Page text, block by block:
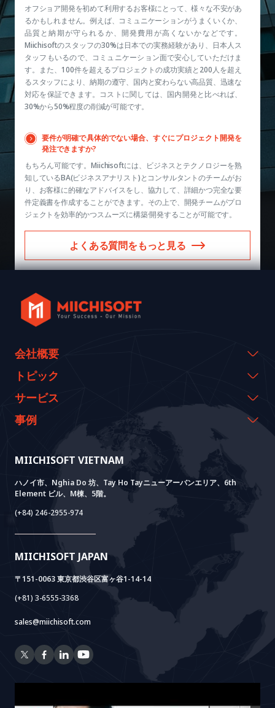
オフショア開発を初めて利用するお客様にとって、様々な不安があ
るかもしれません。例えば、コミュニケーションがうまくいくか、
品質と納期が守られるか、開発費用が高くないかなどです。
Miichisoftのスタッフの30%は日本での実務経験があり、日本人ス
タッフもいるので、コミュニケーション面で安心していただけま
す。また、100件を超えるプロジェクトの成功実績と200人を超え
るスタッフにより、納期の遵守、国内と変わらない高品質、迅速な
対応を保証できます。コストに関しては、国内開発と比べれば、
30%から50%程度の削減が可能です。
要件が明確で具体的でない場合、すぐにプロジェクト開発を
発注できますか?
もちろん可能です。Miichisoftには、ビジネスとテクノロジーを熟
知しているBA(ビジネスアナリスト)とコンサルタントのチームがお
り、お客様に的確なアドバイスをし、協力して、詳細かつ完全な要
件定義書を作成することができます。その上で、開発チームがプロ
ジェクトを効率的かつスムーズに構築·開発することが可能です。
よくある質問をもっと見る
MIICHISOFT VIETNAM
ハノイ市、Nghia Do 坊、Tay Ho Tayニューアーバンエリア、6th
Element ビル、M棟、5階。
(+84) 246-2955-974
MIICHISOFT JAPAN
〒151-0063 東京都渋谷区富ヶ谷1-14-14
(+81) 3-6555-3368
sales@miichisoft.com
会社概要
会社概要
代表のメッセージ
沿革
価値観
トピック
イベント & ウェビナー
資料室
ニュース
FAQ
サービス
AI CO-CREATION
AI PoC開発
Core Lab
System Lab
Power Lab
Cloud Lab
AI+ SOLUTIONS
AI+ Products
Meet AI+
AI+ Package
RAG Package
VIETNAM BRIDGE
BOTモデル
法人設立支援
事例
実績
お客様の声